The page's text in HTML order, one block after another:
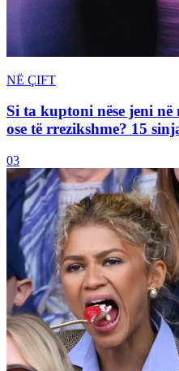
NË ÇIFT
Si ta kuptoni nëse jeni
ose të rrezikshme? 15